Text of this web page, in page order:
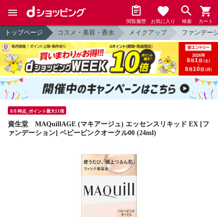
閲覧履歴 お気に入り 検索 カート
トップページ コスメ・美容・香水 メイクアップ ファンデー
8/8 時点_ポイント最大11倍
資生堂 MAQuillAGE (マキアージュ) エッセンスリキッド EX [フ
ァンデーション] ベビーピンクオークル00 (24ml)